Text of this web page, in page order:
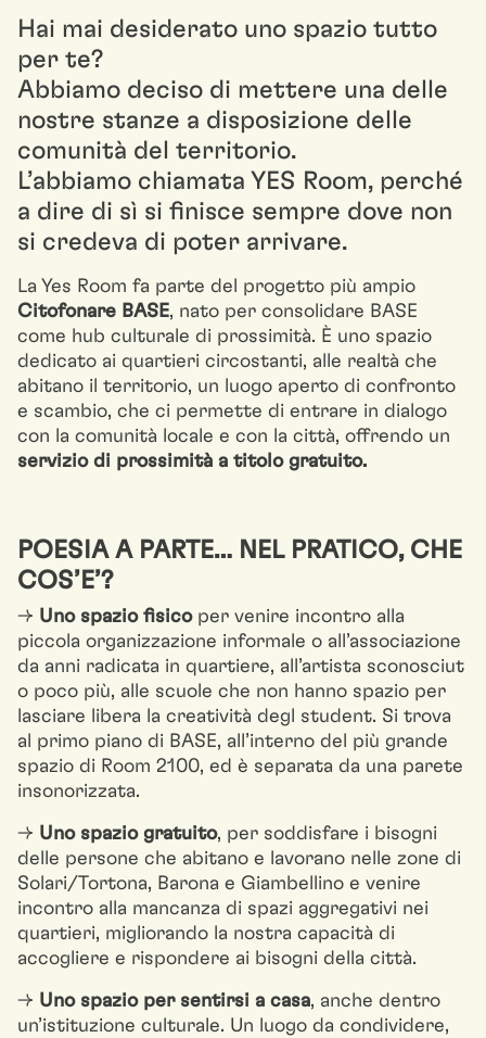
Hai mai desiderato uno spazio tutto
per te?
Abbiamo deciso di mettere una delle
nostre stanze a disposizione delle
comunità del territorio.
L’abbiamo chiamata YES Room, perché
a dire di sì si finisce sempre dove non
si credeva di poter arrivare.
La Yes Room fa parte del progetto più ampio
Citofonare BASE, nato per consolidare BASE
come hub culturale di prossimità. È uno spazio
dedicato ai quartieri circostanti, alle realtà che
abitano il territorio, un luogo aperto di confronto
e scambio, che ci permette di entrare in dialogo
con la comunità locale e con la città, offrendo un
servizio di prossimità a titolo gratuito.
POESIA A PARTE… NEL PRATICO, CHE
COS’E’?
→ Uno spazio fisico per venire incontro alla
piccola organizzazione informale o all’associazione
da anni radicata in quartiere, all’artista sconosciut
o poco più, alle scuole che non hanno spazio per
lasciare libera la creatività degl student. Si trova
al primo piano di BASE, all’interno del più grande
spazio di Room 2100, ed è separata da una parete
insonorizzata.
→ Uno spazio gratuito, per soddisfare i bisogni
delle persone che abitano e lavorano nelle zone di
Solari/Tortona, Barona e Giambellino e venire
incontro alla mancanza di spazi aggregativi nei
quartieri, migliorando la nostra capacità di
accogliere e rispondere ai bisogni della città.
→ Uno spazio per sentirsi a casa, anche dentro
un’istituzione culturale. Un luogo da condividere,